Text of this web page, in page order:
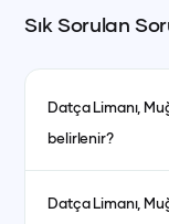
Sık Sorulan
Datça Limanı,
belirlenir?
ve bulunduğu
Datça Limanı,